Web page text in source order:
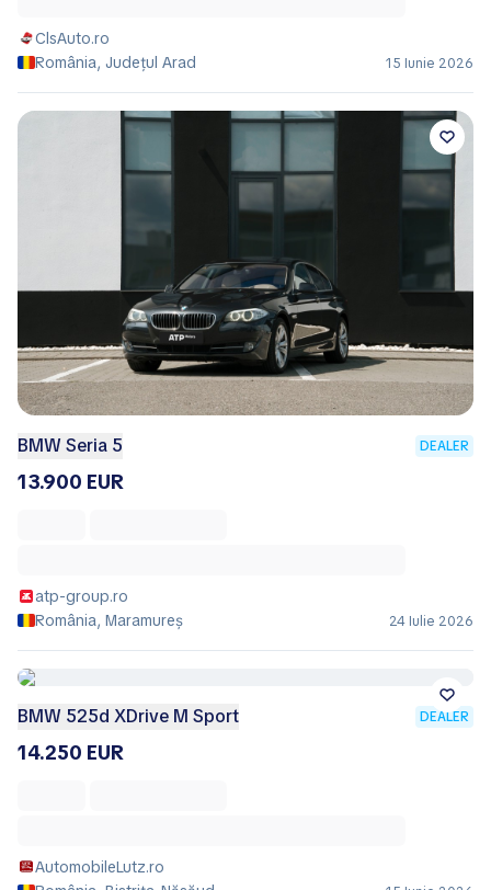
ClsAuto.ro
România, Județul Arad
15 Iunie 2026
BMW Seria 5 DEALER
13.900 EUR
atp-group.ro
România, Maramureș
24 Iulie 2026
BMW 525d XDrive M Sport DEALER
14.250 EUR
AutomobileLutz.ro